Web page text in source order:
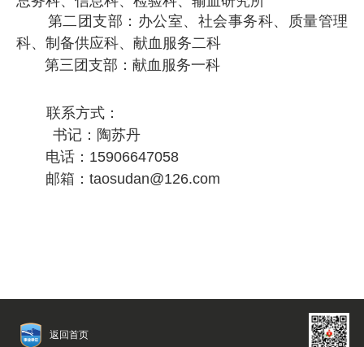
第二团支部：办公室、社会事务科、质量管理
科、制备供应科、献血服务二科
第三团支部：献血服务一科
联系方式：
书记： 陶苏丹
电话： 15906647058
邮箱： taosudan@126.com
返回首页